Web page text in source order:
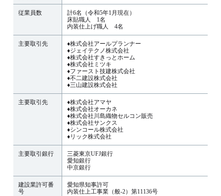
従業員数
計6名（令和5年1月現在）
床貼職人 1名
内装仕上げ職人 4名
主要取引先
♦株式会社アールプランナー
♦ジェイテクノ株式会社
♦株式会社すきっとホーム
♦株式会社ミツキ
♦ファースト技建株式会社
♦不二建設株式会社
♦三山建設株式会社
主要取引先
♦株式会社アマヤ
♦株式会社オーカネ
♦株式会社川島織物セルコン販売
♦株式会社サンクス
♦シンコール株式会社
♦リック株式会社
主要取引銀行
三菱東京UFJ銀行
愛知銀行
中京銀行
建設業許可番
号
愛知県知事許可
内装仕上工事業（般-2）第11136号